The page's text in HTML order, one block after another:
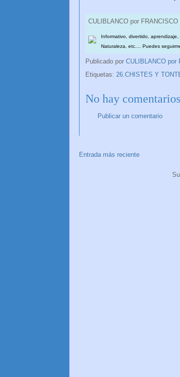
CULIBLANCO por FRANCISCO
Informativo, divertido,
Naturaleza, etc.... Puedes
Publicado por CULIBLANCO
Etiquetas: 26.CHISTES Y
No hay
Publicar un comentario
Entrada más reciente